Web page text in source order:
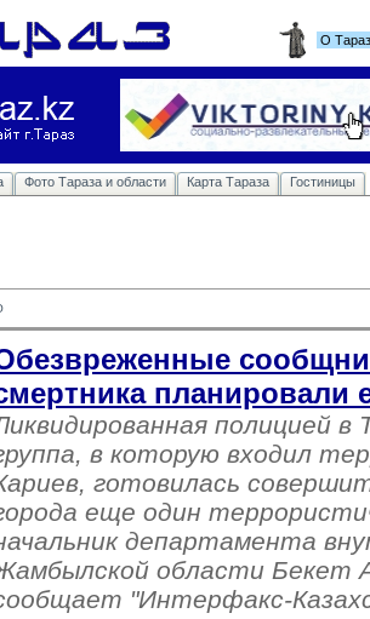
О
Фото Тараза и области Карта Тараза Гостиницы
планировали
полицией в
в которую входил
готовилась
еще один
департамента
области Бекет
"Интерфакс-